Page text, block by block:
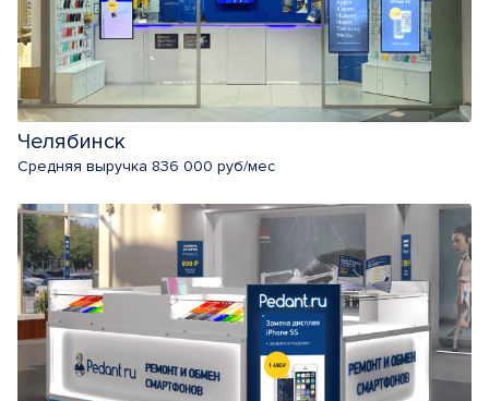
Челябинск
Средняя выручка 836 000 руб/мес